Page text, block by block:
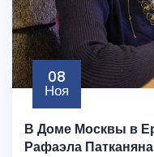
08
Ноя
В Доме Москвы в
Рафаэла Патканяна